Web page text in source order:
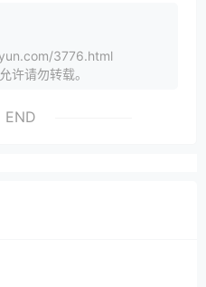
，然后再选择Add
可以看到支持paypal和
3776.html
许请勿转载。
END